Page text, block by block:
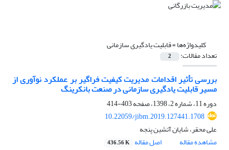
کلیدواژه‌ها =قابلیت یادگیری سازمانی
تعداد مقالات: 2
بررسی تأثیر اقدامات مدیریت کیفیت فراگیر بر عملکرد نوآوری از
مسیر قابلیت یادگیری سازمانی در صنعت بانکرینگ
دوره 11، شماره 2، 1398، صفحه
403-414
10.22059/jibm.2019.127441.1708
علی محقر، شایان آتشین پنجه
مشاهده مقاله
اصل مقاله 436.56 K